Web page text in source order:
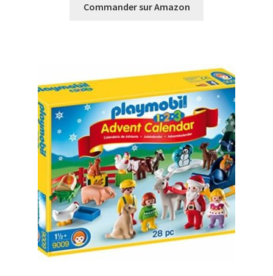
Commander sur Amazon